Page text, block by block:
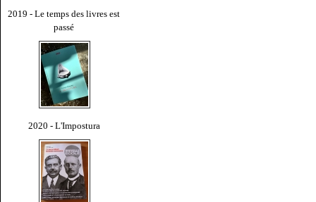
2019 - Le temps des livres est
passé
2020 - L'Impostura